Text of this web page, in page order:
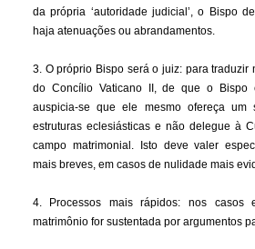
da própria ‘autoridade judicial’, o Bispo
haja atenuações ou abrandamentos.
3. O próprio Bispo será o juiz: para traduzir
do Concílio Vaticano II, de que o
auspicia-se que ele mesmo ofereça um
estruturas eclesiásticas e não delegue à
campo matrimonial. Isto deve valer
mais breves, em casos de nulidade mais
4. Processos mais rápidos: nos
matrimônio for sustentada por argumentos